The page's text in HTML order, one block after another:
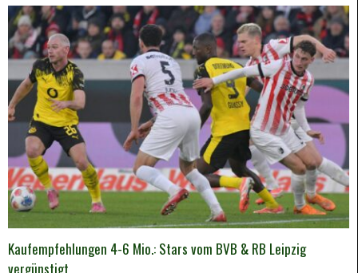
Kaufempfehlungen 4-6 Mio.: Stars vom BVB & RB Leipzig
vergünstigt